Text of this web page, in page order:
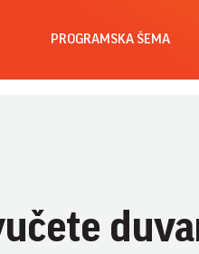
PROGRAMSKA ŠEMA